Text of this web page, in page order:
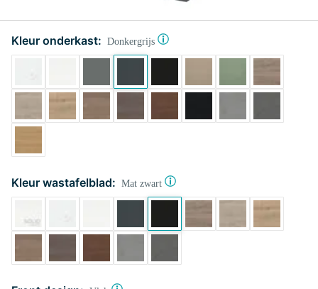
Kleur onderkast: Donkergrijs
Kleur wastafelblad: Mat zwart